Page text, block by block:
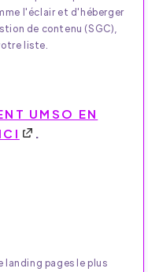
l'éclair et d'héberger
de contenu (SGC),
liste.
UMSO EN
.
landing pages le plus